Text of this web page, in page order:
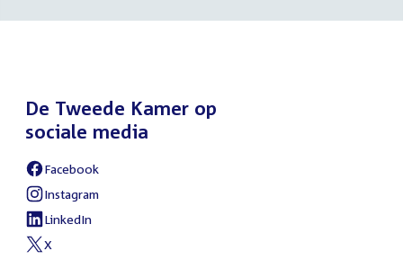
De Tweede Kamer op
sociale media
External
link:
Facebook
External
link:
Instagram
External
link:
LinkedIn
External
X